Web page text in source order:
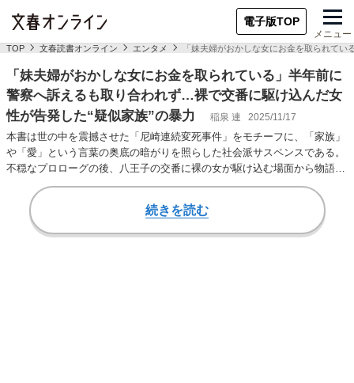
電子版TOP
メニュー
TOP 文春読書オンライン エンタメ 「妹夫婦がおかしな女にお金を取られて
「妹夫婦がおかしな女にお金を取られている」半年前に
警察へ訴えるも取り合われず…裸で交番に駆け込んだ女
性が告発した“疑似家族”の暴力
稲泉 連 2025/11/17
本書は世の中を震撼させた「尼崎連続変死事件」をモチーフに、「家族」
や「愛」という言葉の奥底の暗がりを照らした社会派サスペンスである。
不穏なプロローグの後、八王子の交番に裸の女が駆け込む場面から物語は
加速する。 奥…
続きを読む